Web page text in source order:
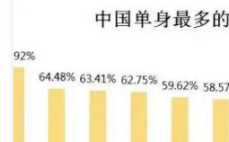
在进入今天的话题之前，我们先来